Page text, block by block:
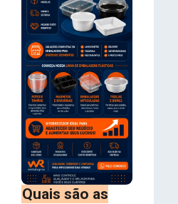
Quais são as